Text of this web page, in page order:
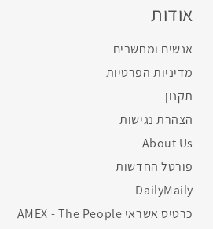
אודות
אנשים ומחשבים
מדיניות הפרטיות
תקנון
הצהרת נגישות
About Us
פורטל החדשות
DailyMaily
כרטיס אשראי AMEX - The People